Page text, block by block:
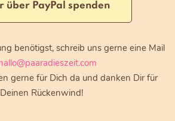
über PayPal spenden
benötigst, schreib uns gerne eine Mail
gerne für Dich da und danken Dir für
Deinen Rückenwind!